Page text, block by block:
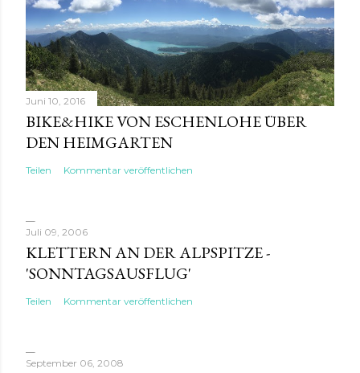
Juni 10, 2016
BIKE&HIKE VON ESCHENLOHE ÜBER
DEN HEIMGARTEN
Teilen Kommentar veröffentlichen
Juli 09, 2006
KLETTERN AN DER ALPSPITZE -
'SONNTAGSAUSFLUG'
Teilen Kommentar veröffentlichen
September 06, 2008